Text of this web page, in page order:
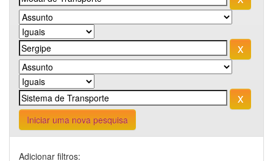
Iniciar uma nova pesquisa
Adicionar filtros: